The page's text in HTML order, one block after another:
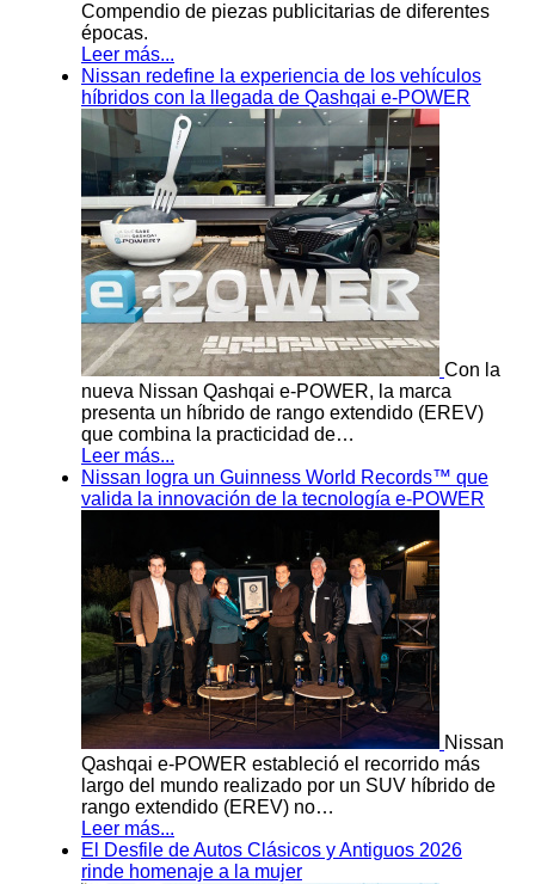
Compendio de piezas publicitarias de diferentes
épocas.
Leer más...
Nissan redefine la experiencia de los vehículos
híbridos con la llegada de Qashqai e-POWER
Con la
nueva Nissan Qashqai e-POWER, la marca
presenta un híbrido de rango extendido (EREV)
que combina la practicidad de…
Leer más...
Nissan logra un Guinness World Records™ que
valida la innovación de la tecnología e-POWER
Nissan
Qashqai e-POWER estableció el recorrido más
largo del mundo realizado por un SUV híbrido de
rango extendido (EREV) no…
Leer más...
El Desfile de Autos Clásicos y Antiguos 2026
rinde homenaje a la mujer